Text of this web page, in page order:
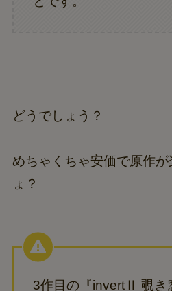
どうでしょう？
めちゃくちゃ安価で原作
ょ？
3作目の『invertⅡ 覗き